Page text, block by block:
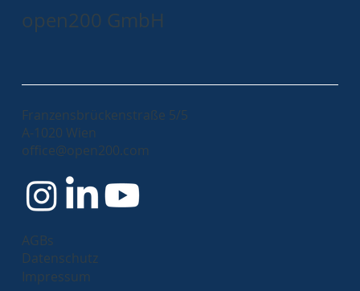
The Perfectionism Paradox: Embracing
Efficiency in Agile Software
Development
Franzensbrückenstraße 5/5
A-1020 Wien
office@open200.com
Impressum
Datenschutz
AGBs
open200 GmbH